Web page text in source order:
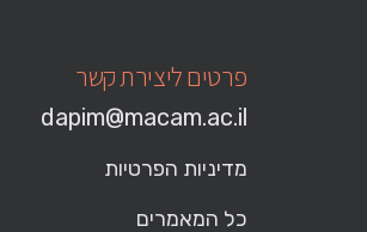
פרטים ליצירת קשר
dapim@macam.ac.il
מדיניות הפרטיות
כל המאמרים